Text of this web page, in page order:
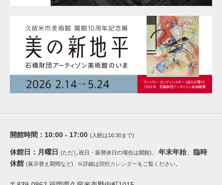
開館時間： 10:00 - 17:00 (入館は16:30まで)
休館日： 月曜日 (ただし祝日・振替休日の場合は開館) 年末年始
臨時
休館 (展示替え期間など) ※詳細は開館カレンダーをご覧ください。